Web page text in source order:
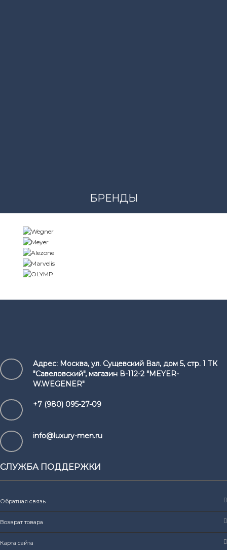
БРЕНДЫ
Адрес: Москва, ул. Сущевский Вал, дом 5, стр. 1 ТК
"Савеловский", магазин В-112-2 "MEYER-
W.WEGENER"
+7 (980) 095-27-09
info@luxury-men.ru
СЛУЖБА ПОДДЕРЖКИ
Обратная связь
Возврат товара
Карта сайта